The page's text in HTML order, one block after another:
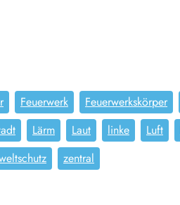
Feuerwerk Feuerwerkskörper
Lärm Laut linke Luft
zentral